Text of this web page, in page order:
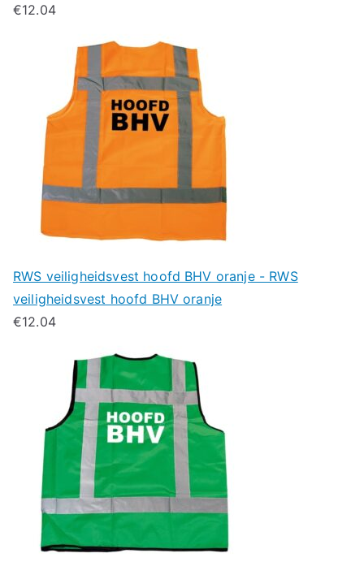
€12.04
RWS veiligheidsvest hoofd BHV oranje - RWS
veiligheidsvest hoofd BHV oranje
€12.04